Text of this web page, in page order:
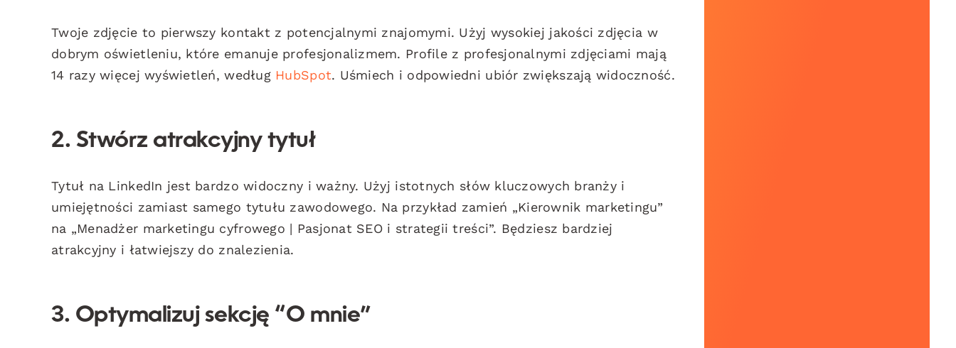
Twoje zdjęcie to pierwszy kontakt z potencjalnymi znajomymi. Użyj wysokiej jakości zdjęcia w
dobrym oświetleniu, które emanuje profesjonalizmem. Profile z profesjonalnymi zdjęciami mają
14 razy więcej wyświetleń, według HubSpot. Uśmiech i odpowiedni ubiór zwiększają widoczność.
2. Stwórz atrakcyjny tytuł
Tytuł na LinkedIn jest bardzo widoczny i ważny. Użyj istotnych słów kluczowych branży i
umiejętności zamiast samego tytułu zawodowego. Na przykład zamień „Kierownik marketingu”
na „Menadżer marketingu cyfrowego | Pasjonat SEO i strategii treści”. Będziesz bardziej
atrakcyjny i łatwiejszy do znalezienia.
3. Optymalizuj sekcję “O mnie”